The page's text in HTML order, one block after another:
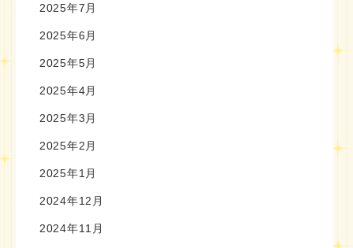
2025年7月
2025年6月
2025年5月
2025年4月
2025年3月
2025年2月
2025年1月
2024年12月
2024年11月